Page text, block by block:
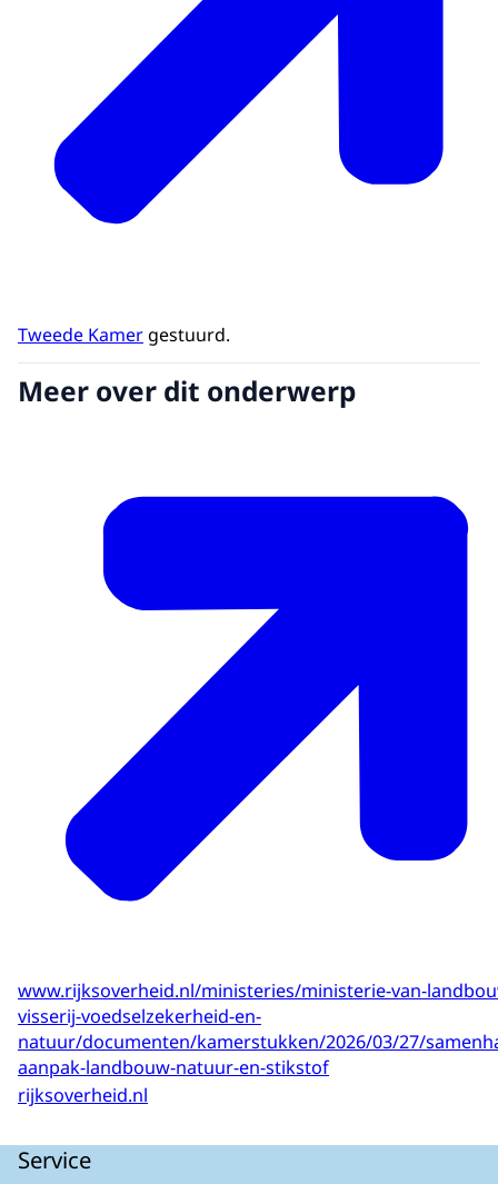
Tweede Kamer gestuurd.
Meer over dit onderwerp
www.rijksoverheid.nl/ministeries/ministerie-van-
visserij-voedselzekerheid-en-
natuur/documenten/kamerstukken/2026/03/27/
aanpak-landbouw-natuur-en-stikstof
rijksoverheid.nl
Service